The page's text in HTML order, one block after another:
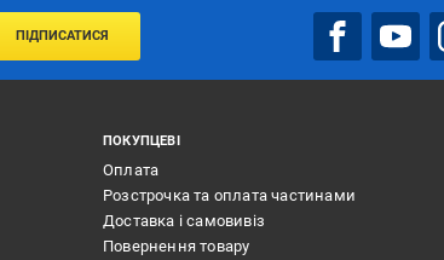
ПІДПИСАТИСЯ
ПОКУПЦЕВІ
Оплата
Розстрочка та оплата частинами
Доставка і самовивіз
Повернення товару